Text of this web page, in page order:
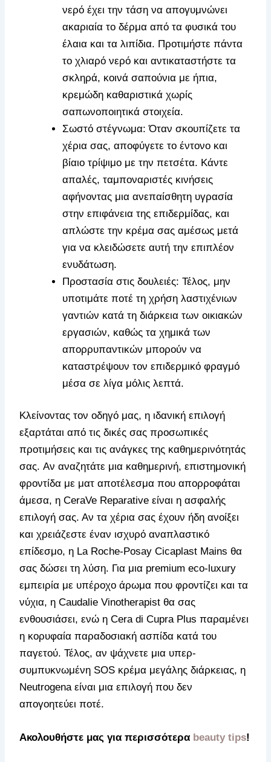
νερό έχει την τάση να απογυμνώνει
ακαριαία το δέρμα από τα φυσικά του
έλαια και τα λιπίδια. Προτιμήστε πάντα
το χλιαρό νερό και αντικαταστήστε τα
σκληρά, κοινά σαπούνια με ήπια,
κρεμώδη καθαριστικά χωρίς
σαπωνοποιητικά στοιχεία.
Σωστό στέγνωμα: Όταν σκουπίζετε τα
χέρια σας, αποφύγετε το έντονο και
βίαιο τρίψιμο με την πετσέτα. Κάντε
απαλές, ταμποναριστές κινήσεις
αφήνοντας μια ανεπαίσθητη υγρασία
στην επιφάνεια της επιδερμίδας, και
απλώστε την κρέμα σας αμέσως μετά
για να κλειδώσετε αυτή την επιπλέον
ενυδάτωση.
Προστασία στις δουλειές: Τέλος, μην
υποτιμάτε ποτέ τη χρήση λαστιχένιων
γαντιών κατά τη διάρκεια των οικιακών
εργασιών, καθώς τα χημικά των
απορρυπαντικών μπορούν να
καταστρέψουν τον επιδερμικό φραγμό
μέσα σε λίγα μόλις λεπτά.
Κλείνοντας τον οδηγό μας, η ιδανική επιλογή
εξαρτάται από τις δικές σας προσωπικές
προτιμήσεις και τις ανάγκες της καθημερινότητάς
σας.Αν αναζητάτε μια καθημερινή, επιστημονική
φροντίδα με ματ αποτέλεσμα που απορροφάται
άμεσα, η CeraVe Reparative είναι η ασφαλής
επιλογή σας. Αν τα χέρια σας έχουν ήδη ανοίξει
και χρειάζεστε έναν ισχυρό αναπλαστικό
επίδεσμο, η La Roche-Posay Cicaplast Mains θα
σας δώσει τη λύση. Για μια premium eco-luxury
εμπειρία με υπέροχο άρωμα που φροντίζει και τα
νύχια, η Caudalie Vinotherapist θα σας
ενθουσιάσει, ενώ η Cera di Cupra Plus παραμένει
η κορυφαία παραδοσιακή ασπίδα κατά του
παγετού. Τέλος, αν ψάχνετε μια υπερ-
συμπυκνωμένη SOS κρέμα μεγάλης διάρκειας, η
Neutrogena είναι μια επιλογή που δεν
απογοητεύει ποτέ.
Ακολουθήστε μας για περισσότερα beauty tips!